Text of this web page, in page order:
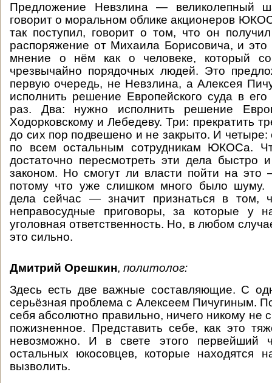
Предложение Невзлина — великолепный
говорит о моральном облике акционеров
так поступил, говорит о том, что он
распоряжение от Михаила Борисовича, и это
мнение о нём как о человеке, который
чрезвычайно порядочных людей. Это
первую очередь, не Невзлина, а Алексея
исполнить решение Европейского суда в
раз. Два: нужно исполнить решение
Ходорковскому и Лебедеву. Три: прекратить
до сих пор подвешено и не закрыто. И
по всем остальным сотрудникам ЮКОСа.
достаточно пересмотреть эти дела быстро
законом. Но смогут ли власти пойти на это
потому что уже слишком много было шуму.
дела сейчас — значит признаться в том,
неправосудные приговоры, за которые у
уголовная ответственность. Но, в любом
это сильно.
Дмитрий Орешкин, политолог:
Здесь есть две важные составляющие. С
серьёзная проблема с Алексеем Пичугиным.
себя абсолютно правильно, ничего никому не
пожизненное. Представить себе, как это
невозможно. И в свете этого первейший
остальных юкосовцев, которые находятся
вызволить.